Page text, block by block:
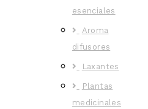
esenciales
Aroma
difusores
Laxantes
Plantas
medicinales